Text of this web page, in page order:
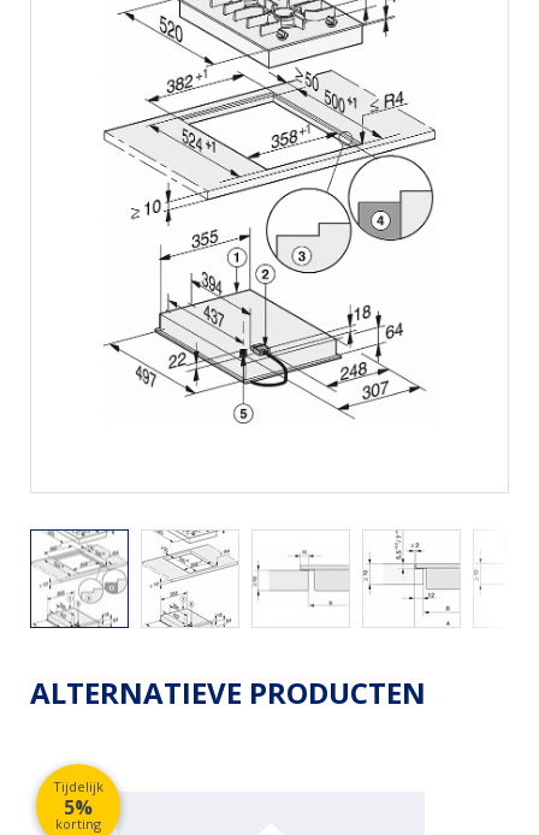
ALTERNATIEVE PRODUCTEN
Tijdelijk
5%
korting